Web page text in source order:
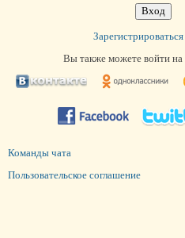
Зарегистрироваться|
Вы также можете войти на
Команды чата
Пользовательское соглашение